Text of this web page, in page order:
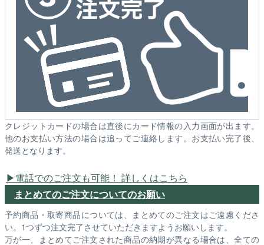
クレジットカードの場合は直後にカード情報の入力画面が出ます。
他のお支払い方法の場合は追ってご連絡します。お支払い完了後、
発送となります。
電話でのご注文も可能！ 詳しくはこちら
まとめてのご注文についてのお願い
予約商品・取寄商品については、まとめてのご注文はご遠慮くださ
い。1つずつ注文完了させていただきますようお願いします。
万が一、まとめてご注文された商品の納期が異なる場合は、全ての